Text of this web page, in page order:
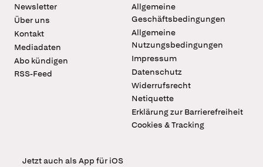
Newsletter
Über uns
Kontakt
Mediadaten
Abo kündigen
RSS-Feed
Allgemeine
Geschäftsbedingungen
Allgemeine
Nutzungsbedingungen
Impressum
Datenschutz
Widerrufsrecht
Netiquette
Erklärung zur Barrierefreiheit
Cookies & Tracking
Jetzt auch als App für iOS